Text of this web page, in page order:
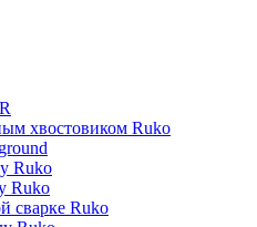
хвостовиком Ruko
Ruko
Ruko
сварке Ruko